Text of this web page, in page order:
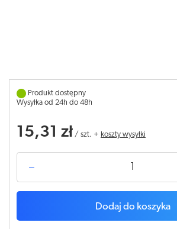
Produkt dostępny
Wysyłka od 24h do 48h
15,31 zł / szt. + koszty wysyłki
Dodaj do koszyka